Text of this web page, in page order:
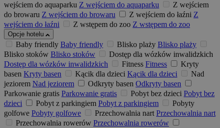
wejściem do aquaparku Z wejściem do aquaparku
Z wejściem
do browaru Z wejściem do browaru Z wejściem do łaźni Z
wejściem do łaźni
Z wstępem do zoo Z wstępem do zoo
Opcje hotelu
Baby friendly Baby friendly Blisko plaży Blisko plaży
Blisko stoków Blisko stoków
Dostęp dla wózków inwalidzkich
Dostęp dla wózków inwalidzkich
Fitness Fitness
Kryty
basen Kryty basen Kącik dla dzieci Kącik dla dzieci
Nad
jeziorem Nad jeziorem Odkryty basen Odkryty basen
Parkowanie gratis Parkowanie gratis Pobyt bez dzieci Pobyt bez
dzieci
Pobyt z parkingiem Pobyt z parkingiem
Pobyty
golfowe Pobyty golfowe Przechowalnia nart Przechowalnia nart
Przechowalnia rowerów Przechowalnia rowerów